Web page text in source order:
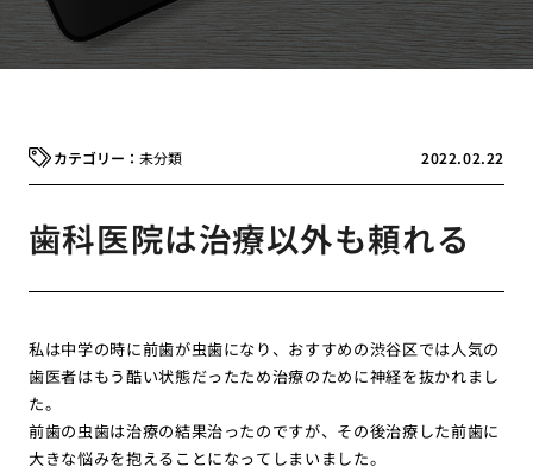
2022.02.22
未分類
歯科医院は治療以外も頼れる
私は中学の時に前歯が虫歯になり、おすすめの渋谷区では人気の
歯医者はもう酷い状態だったため治療のために神経を抜かれまし
た。
前歯の虫歯は治療の結果治ったのですが、その後治療した前歯に
大きな悩みを抱えることになってしまいました。